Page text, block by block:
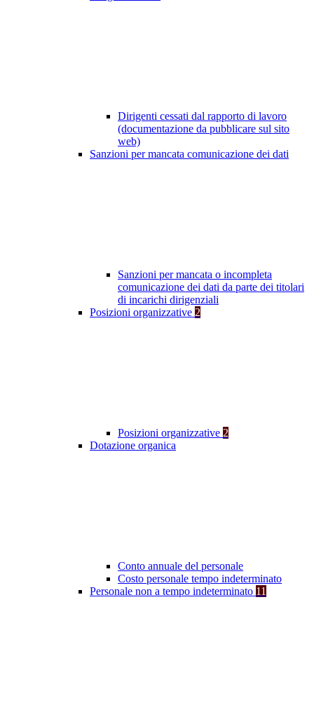
Dirigenti cessati dal rapporto di lavoro
(documentazione da pubblicare sul sito
web)
Sanzioni per mancata comunicazione dei dati
Sanzioni per mancata o incompleta
comunicazione dei dati da parte dei titolari
di incarichi dirigenziali
Posizioni organizzative 2
Posizioni organizzative 2
Dotazione organica
Conto annuale del personale
Costo personale tempo indeterminato
Personale non a tempo indeterminato 11